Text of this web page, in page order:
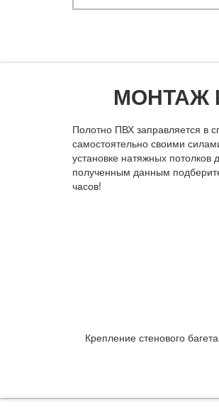
МОНТАЖ
Полотно ПВХ заправляется в
самостоятельно своими
установке натяжных
полученным данным
часов!
Крепление стенового багета